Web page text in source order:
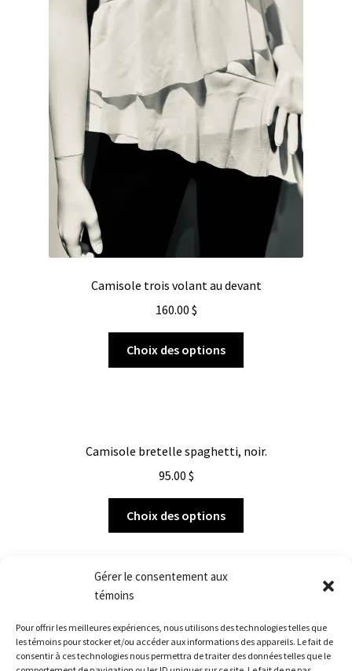
Gérer le consentement aux
témoins
Pour offrir les meilleures expériences, nous utilisons des technologies telles que
les témoins pour stocker et/ou accéder aux informations des appareils. Le fait de
consentir à ces technologies nous permettra de traiter des données telles que le
Camisole trois volant au devant
160.00 $
Choix des options
Camisole bretelle spaghetti, noir.
95.00 $
Choix des options
Afficher tous les 16 résultats